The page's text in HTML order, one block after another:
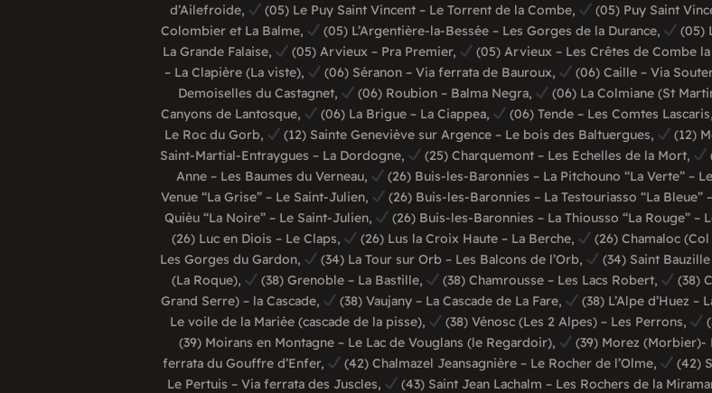
d’Ailefroide,
(05) Le Puy Saint Vincent – Le Torrent de la Combe, (05) Puy Saint
Colombier et La Balme,
(05) L’Argentière-la-Bessée – Les Gorges de la Durance, (05)
La Grande Falaise,
(05) Arvieux – Pra Premier, (05) Arvieux – Les Crêtes de Combe la
– La Clapière (La viste),
(06) Séranon – Via ferrata de Bauroux, (06) Caille – Via
Demoiselles du Castagnet,
(06) Roubion – Balma Negra, (06) La Colmiane (St
Canyons de Lantosque,
(06) La Brigue – La Ciappea, (06) Tende – Les Comtes Lascaris,
Le Roc du Gorb,
(12) Sainte Geneviève sur Argence – Le bois des Baltuergues, (12)
Saint-Martial-Entraygues – La Dordogne,
(25) Charquemont – Les Echelles de la Mort,
Anne – Les Baumes du Verneau,
(26) Buis-les-Baronnies – La Pitchouno “La Verte” –
Venue “La Grise” – Le Saint-Julien,
(26) Buis-les-Baronnies – La Testouriasso “La Bleue”
Quièu “La Noire” – Le Saint-Julien,
(26) Buis-les-Baronnies – La Thiousso “La Rouge” –
(26) Luc en Diois – Le Claps,
(26) Lus la Croix Haute – La Berche, (26) Chamaloc
Les Gorges du Gardon,
(34) La Tour sur Orb – Les Balcons de l’Orb, (34) Saint
(La Roque),
(38) Grenoble – La Bastille, (38) Chamrousse – Les Lacs Robert, (38)
Grand Serre) – la Cascade,
(38) Vaujany – La Cascade de La Fare, (38) L’Alpe d’Huez
Le voile de la Mariée (cascade de la pisse),
(38) Vénosc (Les 2 Alpes) – Les Perrons,
(39) Moirans en Montagne – Le Lac de Vouglans (le Regardoir),
(39) Morez (Morbier)-
ferrata du Gouffre d’Enfer,
(42) Chalmazel Jeansagnière – Le Rocher de l’Olme, (42)
Le Pertuis – Via ferrata des Juscles,
(43) Saint Jean Lachalm – Les Rochers de la